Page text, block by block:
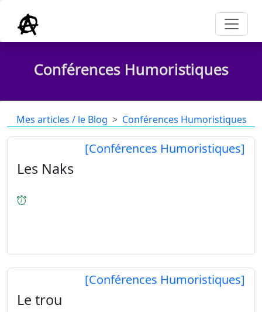
Conférences Humoristiques
Mes articles / le Blog Conférences Humoristiques
[Conférences Humoristiques]
Les Naks
[Conférences Humoristiques]
Le trou